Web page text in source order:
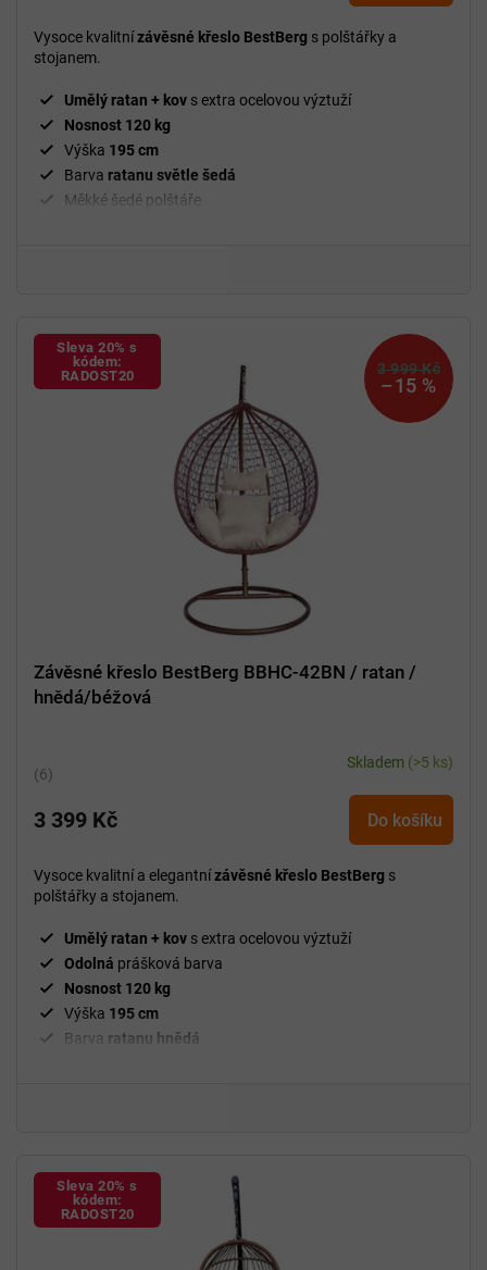
5,0
z
hvězdiček.
Vysoce kvalitnízávěsné křeslo BestBerg s polštářky a
stojanem.
Umělý ratan + kov s extra ocelovou výztuží
Nosnost 120 kg
Výška 195 cm
Barva ratanu světle šedá
Měkké šedé polštáře
Sleva 20% s
kódem:
RADOST20
3 999 Kč
–15 %
Závěsné křeslo BestBerg BBHC-42BN / ratan /
hnědá/béžová
Průměrné
produktu
5,0
z
hvězdiček.
Skladem (>5 ks)
3 399 Kč Do košíku
Vysoce kvalitní a elegantnízávěsné křeslo BestBerg s
polštářky a stojanem.
Umělý ratan + kov s extra ocelovou výztuží
Odolná prášková barva
Nosnost 120 kg
Výška 195 cm
Barva ratanu hnědá
Sleva 20% s
kódem:
RADOST20